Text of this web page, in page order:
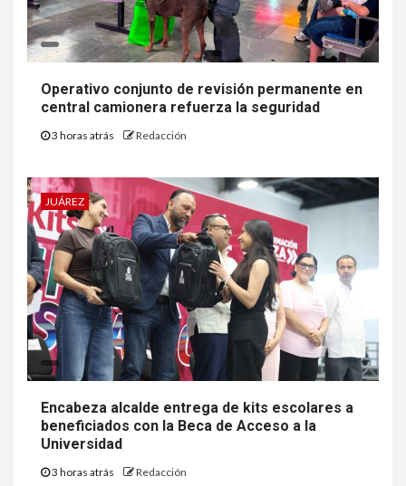
Operativo conjunto de revisión permanente en
central camionera refuerza la seguridad
3 horas atrás Redacción
JUÁREZ
Encabeza alcalde entrega de kits escolares a
beneficiados con la Beca de Acceso a la
Universidad
3 horas atrás Redacción